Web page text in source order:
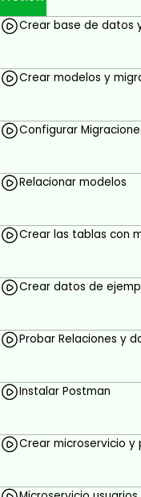
Es posible que
hace que crear
widgets hasta
Estoy en
Goals
En el curso
Crear un
Web SPA (sitios
Realizar registro
Realizar
Crear base de datos
Crear modelos y
Configurar
Relacionar modelos
Crear las tablas con
Crear datos de
Probar Relaciones y
Instalar Postman
Crear microservicio y